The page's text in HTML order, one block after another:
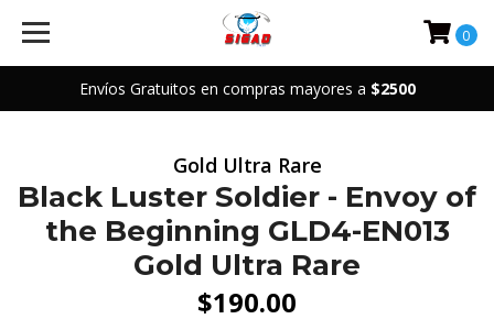
Envíos Gratuitos en compras mayores a $2500
0
Gold Ultra Rare
Black Luster Soldier - Envoy of
the Beginning GLD4-EN013
Gold Ultra Rare
$190.00